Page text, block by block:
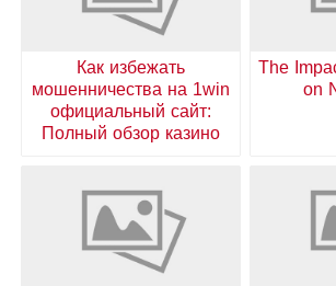
The
on
Как избежать
мошенничества на 1win
официальный сайт:
Полный обзор казино